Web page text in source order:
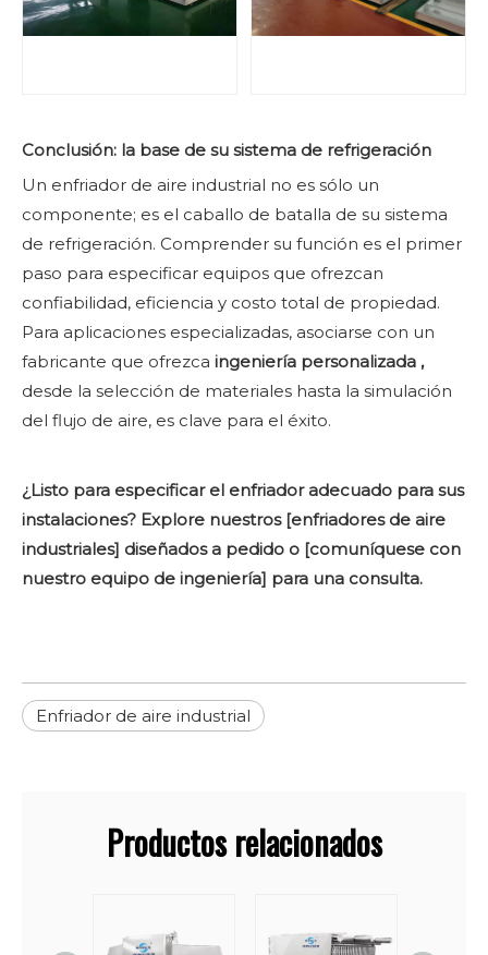
Conclusión: la base de su sistema de refrigeración
Un enfriador de aire industrial no es sólo un
componente; es el caballo de batalla de su sistema
de refrigeración. Comprender su función es el primer
paso para especificar equipos que ofrezcan
confiabilidad, eficiencia y costo total de propiedad.
Para aplicaciones especializadas, asociarse con un
fabricante que ofrezca ingeniería personalizada ,
desde la selección de materiales hasta la simulación
del flujo de aire, es clave para el éxito.
¿Listo para especificar el enfriador adecuado para sus
instalaciones? Explore nuestros [enfriadores de aire
industriales] diseñados a pedido o [comuníquese con
nuestro equipo de ingeniería] para una consulta.
Enfriador de aire industrial
Productos relacionados